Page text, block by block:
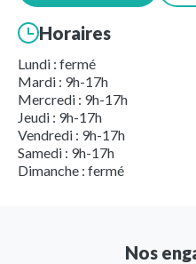
Horaires
Lundi : fermé
Mardi : 9h-17h
Mercredi : 9h-17h
Jeudi : 9h-17h
Vendredi : 9h-17h
Samedi : 9h-17h
Dimanche : fermé
Nos